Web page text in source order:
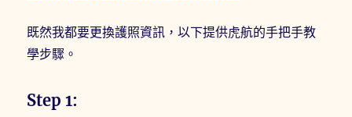
既然我都要更換護照資訊，以下提供虎航的手把手教
學步驟。
Step 1: